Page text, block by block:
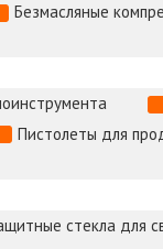
Безмасляные
Пистолеты для
стекла для